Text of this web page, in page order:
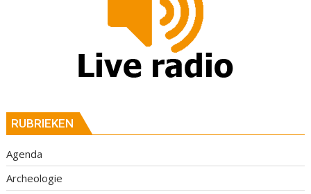
RUBRIEKEN
Agenda
Archeologie